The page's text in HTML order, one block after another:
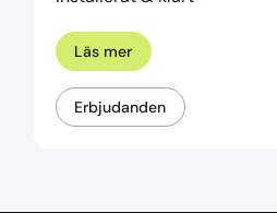
Läs mer
Erbjudanden